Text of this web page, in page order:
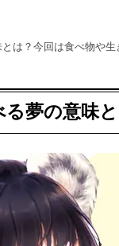
は？今回は食べ物や
る夢の意味